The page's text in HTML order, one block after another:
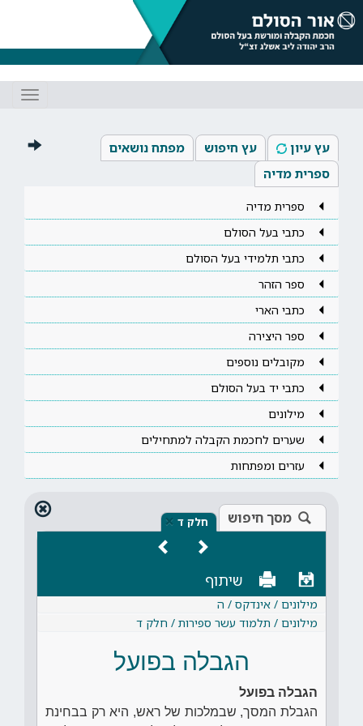
עץ עיון עץ חיפוש
מפתח נושאים
ספרית מדיה
ספרית מדיה
כתבי בעל הסולם
כתבי תלמידי בעל הסולם
ספר הזהר
כתבי הארי
ספר היצירה
מקובלים נוספים
כתבי יד בעל הסולם
מילונים
שערים לחכמת הקבלה למתחילים
עזרים ומפתחות
מסך חיפוש חלק ד ×
שיתוף
מילונים / אינדקס / ה
מילונים / תלמוד עשר ספירות / חלק ד
הגבלה בפועל
הגבלה בפועל
הגבלת המסך, שבמלכות של ראש, היא רק בבחינת